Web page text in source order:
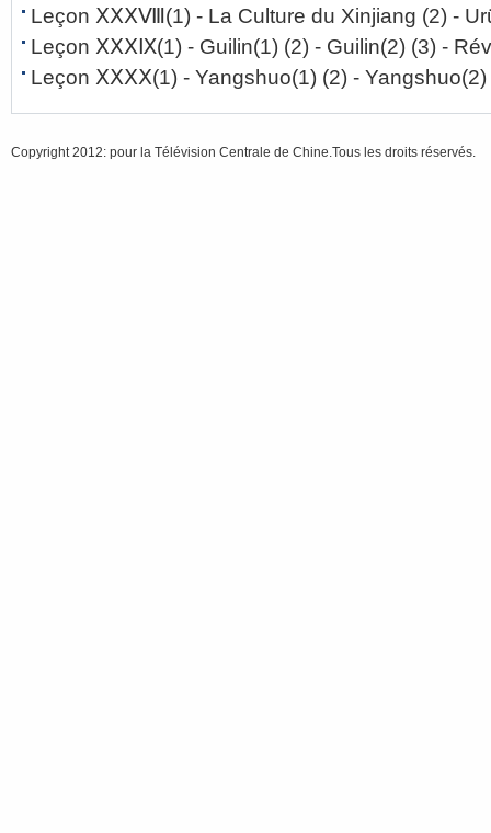
Leçon ⅩⅩⅩⅧ (1) - La Culture du Xinjiang (2) -
Leçon ⅩⅩⅩⅨ(1) - Guilin(1) (2) - Guilin(2) (3) -
Leçon ⅩⅩⅩⅩ(1) - Yangshuo(1) (2) - Yangshuo(2)
Copyright 2012: pour la Télévision Centrale de Chine.Tous les droits réservés.